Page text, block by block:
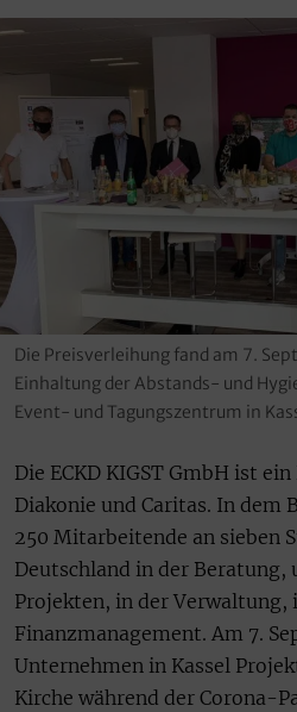
Die Preisverleihung fand am 7.
Einhaltung der Abstands- und
Event- und Tagungszentrum in
Die ECKD KIGST GmbH ist
Diakonie und Caritas. In dem
250 Mitarbeitende an sieben
Deutschland in der Beratung,
Projekten, in der Verwaltung,
Finanzmanagement. Am 7.
Unternehmen in Kassel
Kirche während der Corona-